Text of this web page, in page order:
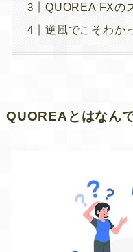
QUOREA FXの
逆風でこそわか
QUOREAとはなん